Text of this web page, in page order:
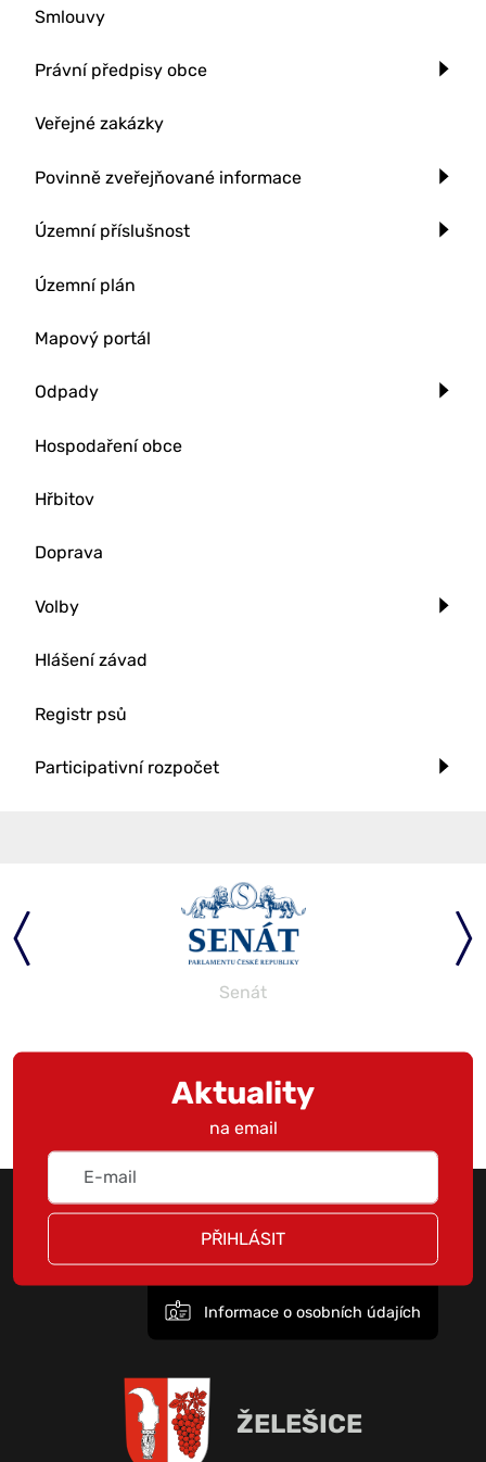
Smlouvy
Právní předpisy obce
Veřejné zakázky
Povinně zveřejňované informace
Územní příslušnost
Územní plán
Mapový portál
Odpady
Hospodaření obce
Hřbitov
Doprava
Volby
Hlášení závad
Registr psů
Participativní rozpočet
Senát
Aktuality
na email
PŘIHLÁSIT
Informace o osobních údajích
ŽELEŠICE